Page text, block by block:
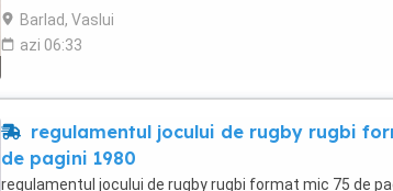
Barlad, Vaslui
azi 06:33
regulamentul jocului de rugby rugbi
de pagini 1980
regulamentul jocului de rugby rugbi format mic 75 de